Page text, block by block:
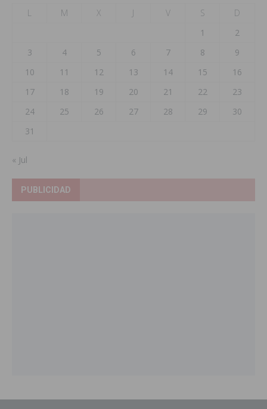
L
M X J V S
D
1
2
3
4 5 6 7 8
9
10
11 12 13 14 15
16
17
18 19 20 21 22
23
24
25 26 27 28 29
30
31
« Jul
PUBLICIDAD